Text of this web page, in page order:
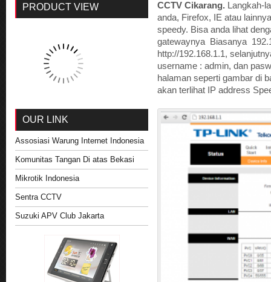
CCTV Cikarang. Langkah-
anda, Firefox, IE atau
speedy. Bisa anda lihat
gatewaynya Biasanya
http://192.168.1.1,
username : admin, dan
halaman seperti gambar di
akan terlihat IP address
PRODUCT VIEW
OUR LINK
Assosiasi Warung Internet Indonesia
Komunitas Tangan Di atas Bekasi
Mikrotik Indonesia
Sentra CCTV
Suzuki APV Club Jakarta